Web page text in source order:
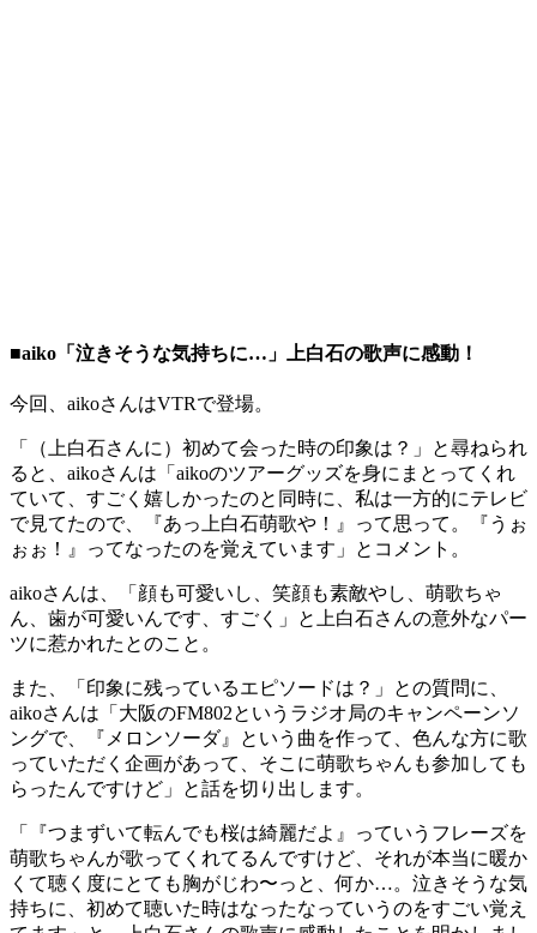
■aiko「泣きそうな気持ちに…」上白石の歌声に感動！
今回、aikoさんはVTRで登場。
「（上白石さんに）初めて会った時の印象は？」と尋ねられ
ると、aikoさんは「aikoのツアーグッズを身にまとってくれ
ていて、すごく嬉しかったのと同時に、私は一方的にテレビ
で見てたので、『あっ上白石萌歌や！』って思って。『うぉ
ぉぉ！』ってなったのを覚えています」とコメント。
aikoさんは、「顔も可愛いし、笑顔も素敵やし、萌歌ちゃ
ん、歯が可愛いんです、すごく」と上白石さんの意外なパー
ツに惹かれたとのこと。
また、「印象に残っているエピソードは？」との質問に、
aikoさんは「大阪のFM802というラジオ局のキャンペーンソ
ングで、『メロンソーダ』という曲を作って、色んな方に歌
っていただく企画があって、そこに萌歌ちゃんも参加しても
らったんですけど」と話を切り出します。
「『つまずいて転んでも桜は綺麗だよ』っていうフレーズを
萌歌ちゃんが歌ってくれてるんですけど、それが本当に暖か
くて聴く度にとても胸がじわ〜っと、何か…。泣きそうな気
持ちに、初めて聴いた時はなったなっていうのをすごい覚え